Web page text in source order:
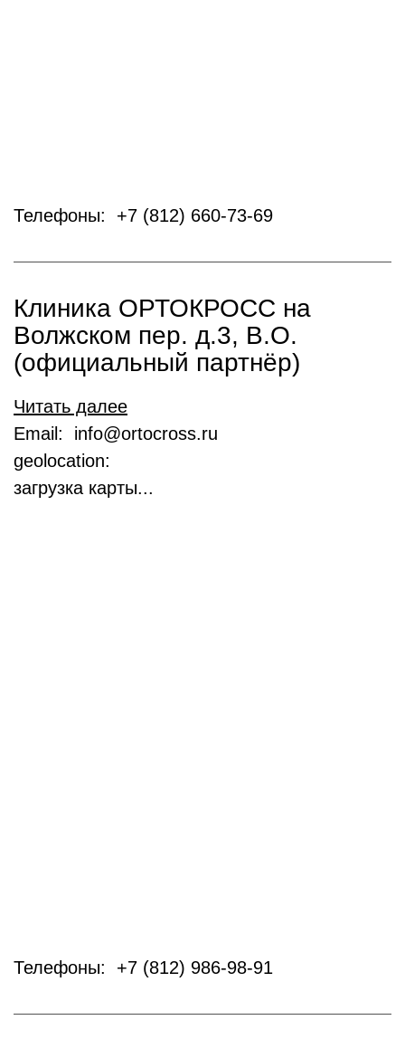
Телефоны: +7 (812) 660-73-69
Клиника ОРТОКРОСС на
Волжском пер. д.3, В.О.
(официальный партнёр)
Читать далее
Email: info@ortocross.ru
geolocation:
загрузка карты...
Телефоны: +7 (812) 986-98-91